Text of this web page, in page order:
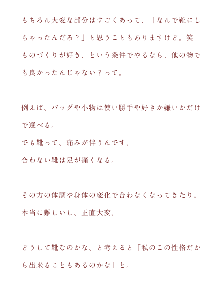
もちろん大変な部分はすごくあって、「なんで靴にし
ちゃったんだろ？」と思うこともありますけど。笑
ものづくりが好き、という条件でやるなら、他の物で
も良かったんじゃない？って。
例えば、バッグや小物は使い勝手や好きか嫌いかだけ
で選べる。
でも靴って、痛みが伴うんです。
合わない靴は足が痛くなる。
その方の体調や身体の変化で合わなくなってきたり。
本当に難しいし、正直大変。
どうして靴なのかな、と考えると「私のこの性格だか
ら出来ることもあるのかな」と。